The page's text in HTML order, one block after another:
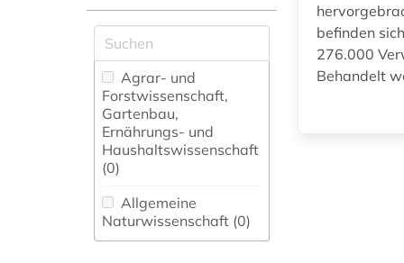
Agrar- und
Forstwissenschaft,
Gartenbau,
Ernährungs- und
Haushaltswissenschaft
(0)
Allgemeine
Naturwissenschaft (0)
befinden
276.000
Behandelt